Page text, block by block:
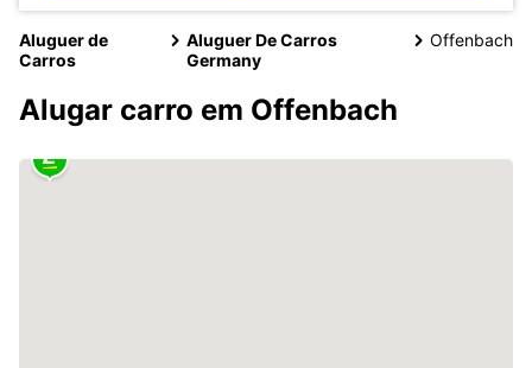
Aluguer de
Carros
Aluguer De Carros
Germany
Offenbach
Alugar carro em Offenbach